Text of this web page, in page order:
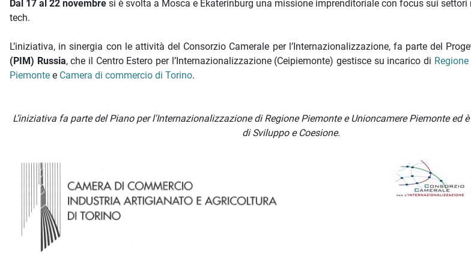
Dal 17 al 22 novembre si è svolta a Mosca e Ekaterinburg una missione imprenditoriale con focus sui settori
tech.
L’iniziativa, in sinergia con le attività del Consorzio Camerale per l’Internazionalizzazione, fa parte del
(PIM) Russia, che il Centro Estero per l’Internazionalizzazione (Ceipiemonte) gestisce su incarico di
Piemonte e Camera di commercio di Torino.
L’iniziativa fa parte del Piano per l'Internazionalizzazione di Regione Piemonte e Unioncamere Piemonte ed
di Sviluppo e Coesione.